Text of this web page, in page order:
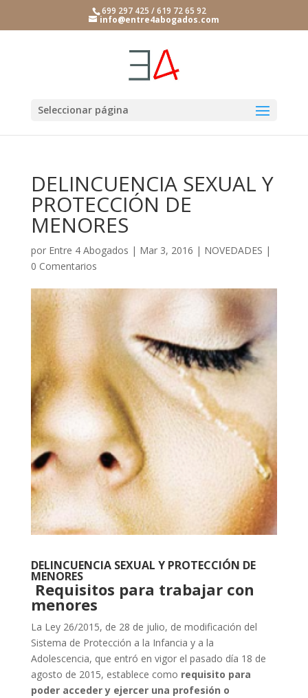
699 297 425 / 619 72 65 92
info@entre4abogados.com
Seleccionar página
DELINCUENCIA SEXUAL Y
PROTECCIÓN DE
MENORES
por Entre 4 Abogados | Mar 3, 2016 | NOVEDADES |
0 Comentarios
DELINCUENCIA SEXUAL Y PROTECCIÓN DE
MENORES
Requisitos para trabajar con
menores
La Ley 26/2015, de 28 de julio, de modificación del
Sistema de Protección a la Infancia y a la
Adolescencia, que entró en vigor el pasado día 18 de
agosto de 2015, establece como requisito para
poder acceder y ejerceruna profesión o